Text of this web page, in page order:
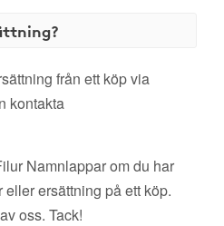
från ett köp via
kontakta
Namnlappar om du har
ersättning på ett köp.
oss. Tack!